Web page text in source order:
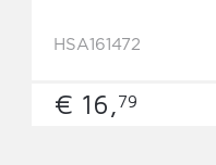
HSA161472
€ 16,79